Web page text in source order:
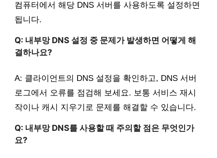
컴퓨터에서 해당 DNS 서버를 사용하도록 설정하면
됩니다.
Q: 내부망 DNS 설정 중 문제가 발생하면 어떻게 해
결하나요?
A: 클라이언트의 DNS 설정을 확인하고, DNS 서버
로그에서 오류를 점검해 보세요. 보통 서비스 재시
작이나 캐시 지우기로 문제를 해결할 수 있습니다.
Q: 내부망 DNS를 사용할 때 주의할 점은 무엇인가
요?